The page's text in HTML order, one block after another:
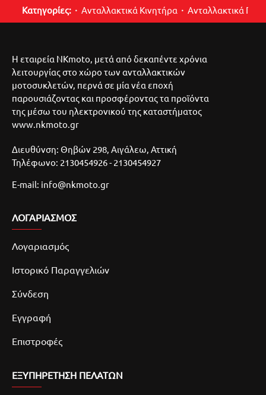
Κατηγορίες: Ανταλλακτικά Κινητήρα Ανταλλακτικά
Η εταιρεία NKmoto, μετά από δεκαπέντε χρόνια
λειτουργίας στο χώρο των ανταλλακτικών
μοτοσυκλετών, περνά σε μία νέα εποχή
παρουσιάζοντας και προσφέροντας τα προϊόντα
της μέσω του ηλεκτρονικού της καταστήματος
www.nkmoto.gr
Διευθύνση: Θηβών 298, Αιγάλεω, Αττική
Τηλέφωνο: 2130454926 - 2130454927
E-mail: info@nkmoto.gr
ΛΟΓΑΡΙΑΣΜΌΣ
Λογαριασμός
Ιστορικό Παραγγελιών
Σύνδεση
Εγγραφή
Επιστροφές
ΕΞΥΠΗΡΕΤΗΣΗ ΠΕΛΑΤΩΝ